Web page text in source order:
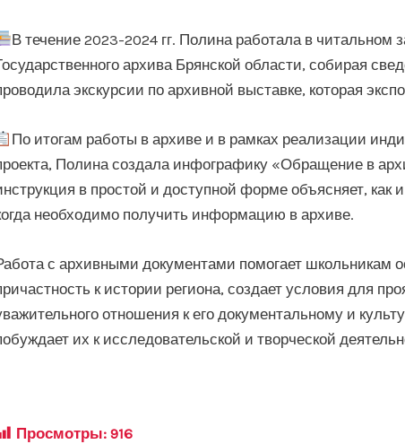
В течение 2023-2024 гг. Полина работала в читальном
архива Брянской области, собирая
экскурсии по архивной выставке, которая
По итогам работы в архиве и в рамках реализации
Полина создала инфографику «Обращение в
в простой и доступной форме объясняет, как
необходимо получить информацию в архиве.
с архивными документами помогает школьникам
к истории региона, создает условия для
отношения к его документальному и
их к исследовательской и творческой
Просмотры: 916